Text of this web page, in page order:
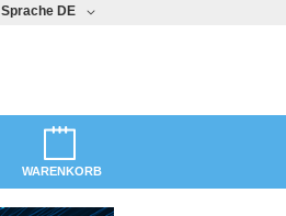
Sprache DE
WARENKORB